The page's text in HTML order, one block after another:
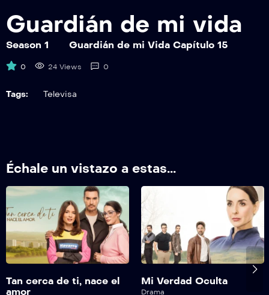
GDMV21
GDMV22
Guardián de mi Vida Capítulo 24
GDMV25
Guardián de mi Vida Capítulo 25
GDMV26
Guardián de mi Vida Capítulo 26
GDMV27
Guardián de mi vida
Season 1 Guardián de mi Vida Capítulo 15
0 24 Views 0
Tags: Televisa
Échale un vistazo a estas...
Tan cerca de ti, nace el
amor
Mi Verdad Oculta
Drama